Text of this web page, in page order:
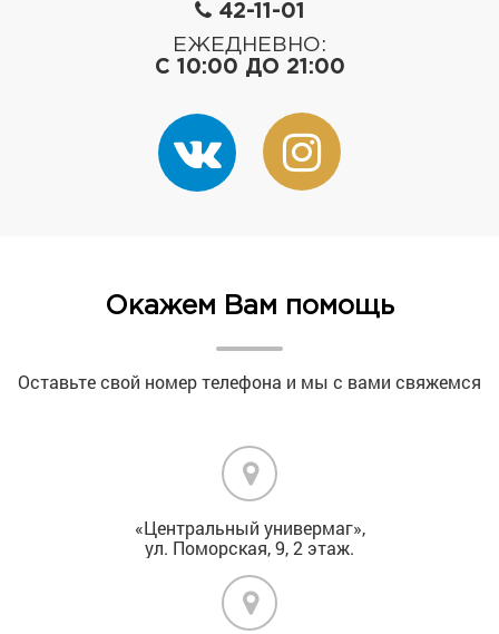
42-11-01
ЕЖЕДНЕВНО:
С 10:00 ДО 21:00
Окажем Вам помощь
Оставьте свой номер телефона и мы с вами свяжемся
«Центральный универмаг»,
ул. Поморская, 9, 2 этаж.